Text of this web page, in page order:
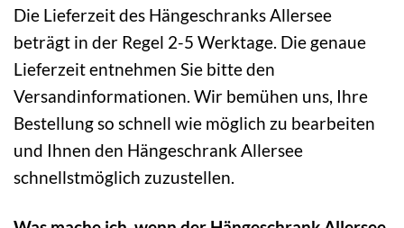
Die Lieferzeit des Hängeschranks Allersee
beträgt in der Regel 2-5 Werktage. Die genaue
Lieferzeit entnehmen Sie bitte den
Versandinformationen. Wir bemühen uns, Ihre
Bestellung so schnell wie möglich zu bearbeiten
und Ihnen den Hängeschrank Allersee
schnellstmöglich zuzustellen.